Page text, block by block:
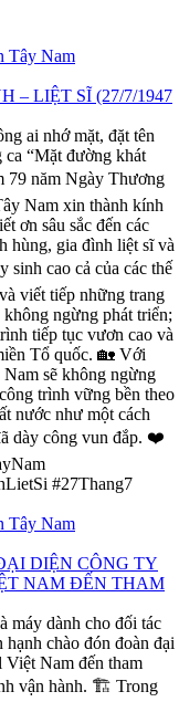
– LIỆT SĨ (27/7/1947
ai nhớ mặt, đặt tên
“Mặt đường khát
79 năm Ngày Thương
Nam xin thành kính
ơn sâu sắc đến các
hùng, gia đình liệt sĩ và
cao cả của các thế
viết tiếp những trang
ngừng phát triển;
tiếp tục vươn cao và
Tổ quốc. 🏡 Với
sẽ không ngừng
trình vững bền theo
nước như một cách
dày công vun đắp. ❤️
#27Thang7
DIỆN CÔNG TY
NAM ĐẾN THAM
máy dành cho đối tác
chào đón đoàn đại
Nam đến tham
vận hành. 🏗️ Trong